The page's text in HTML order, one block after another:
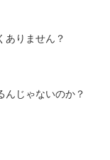
ありません？
んじゃないのか？